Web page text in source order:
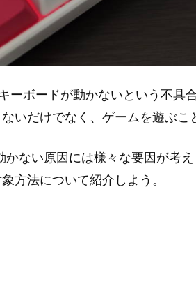
ーボードが動かないという不具
いだけでなく、ゲームを遊ぶこ
かない原因には様々な要因が考
方法について紹介しよう。